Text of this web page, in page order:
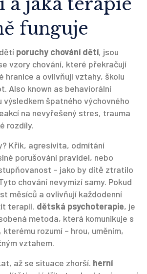
funguje
poruchy chování dětí, jsou
vzory chování, které překračují
hranice a ovlivňují vztahy, školu
. Also known as behaviorální
výsledkem špatného výchovného
na nevyřešený stres, trauma
rozdíly.
Křik, agresivita, odmítání
porušování pravidel, nebo
– jako by dítě ztratilo
chování nevymizí samy. Pokud
měsíců a ovlivňují každodenní
terapii. dětská psychoterapie, je
metoda, která komunikuje s
rozumí – hrou, uměním,
vztahem.
až se situace zhorší. herní